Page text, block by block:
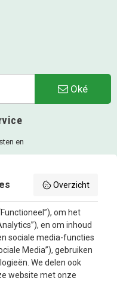
Oké
en
en
Overzicht
om het
en om inhoud
sociale media-functies
Media”), gebruiken
We delen ook
website met onze